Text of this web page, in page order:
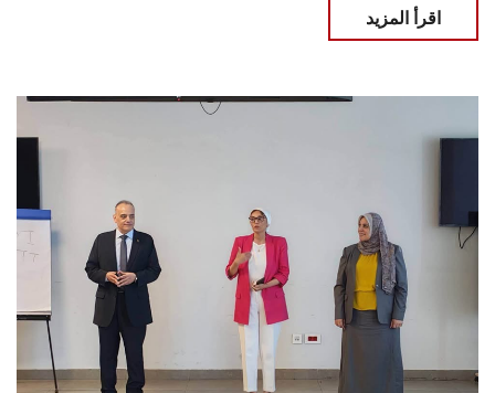
اقرأ المزيد